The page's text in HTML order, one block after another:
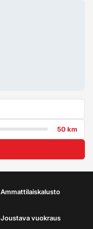
50 km
Ammattilaiskalusto
Joustava vuokraus